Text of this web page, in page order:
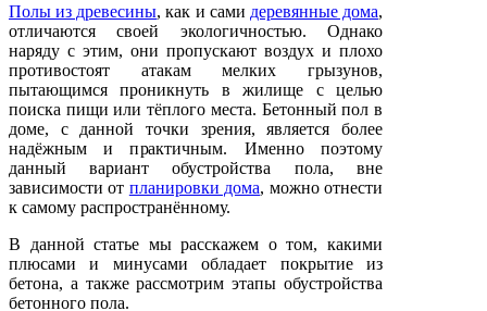
Полы из древесины, как и сами деревянные дома,
отличаются своей экологичностью. Однако
наряду с этим, они пропускают воздух и плохо
противостоят атакам мелких грызунов,
пытающимся проникнуть в жилище с целью
поиска пищи или тёплого места. Бетонный пол в
доме, с данной точки зрения, является более
надёжным и практичным. Именно поэтому
данный вариант обустройства пола, вне
зависимости от планировки дома, можно отнести
к самому распространённому.
В данной статье мы расскажем о том, какими
плюсами и минусами обладает покрытие из
бетона, а также рассмотрим этапы обустройства
бетонного пола.